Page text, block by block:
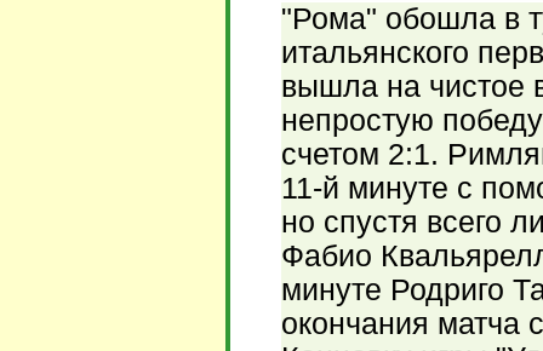
"Рома" обошла в
итальянского
вышла на чистое
непростую
счетом 2:1.
11-й минуте с
но спустя всего
Фабио
минуте Родриго
окончания матча